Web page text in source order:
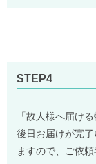
STEP4
「故人様へ届け
後日お届けが完
ますので、ご依